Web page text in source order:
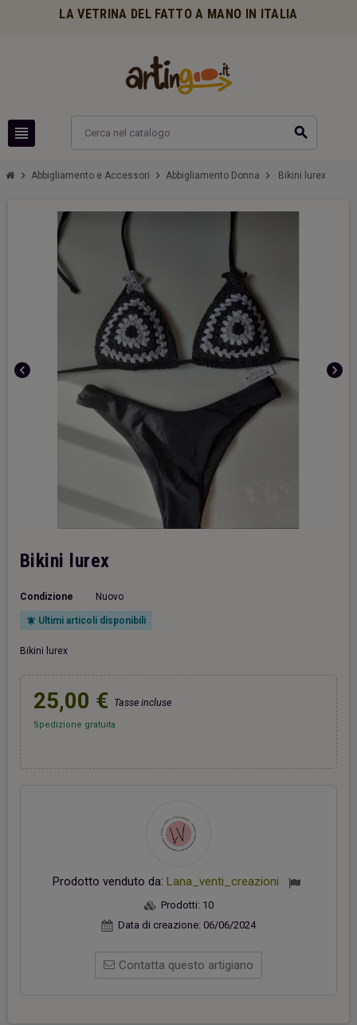
LA VETRINA DEL FATTO A MANO IN ITALIA
view_headline search
chevron_right Abbigliamento e Accessori chevron_right Abbigliamento Donna chevron_right Bikini lurex
chevron_left chevron_right
Bikini lurex
Condizione Nuovo
notifications_active Ultimi articoli disponibili
Bikini lurex
25,00 € Tasse incluse
Spedizione gratuita
Prodotto venduto da: Lana_venti_creazioni
Prodotti: 10
Data di creazione: 06/06/2024
Contatta questo artigiano